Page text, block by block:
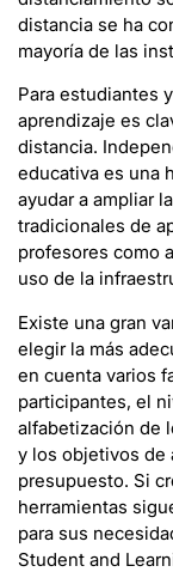
distancia se ha
mayoría de las
Para estudiantes
aprendizaje es
distancia.
educativa es una
ayudar a ampliar
tradicionales de
profesores como
uso de la
Existe una gran
elegir la más
en cuenta varios
participantes, el
alfabetización de
y los objetivos de
presupuesto. Si
herramientas
para sus
Student and